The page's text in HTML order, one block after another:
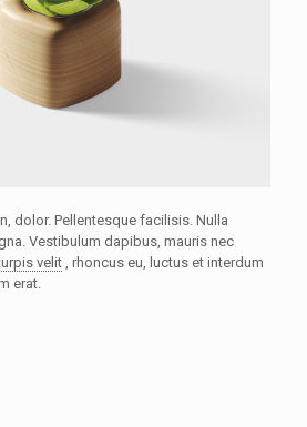
dolor. Pellentesque facilisis. Nulla
Vestibulum dapibus, mauris nec
velit , rhoncus eu, luctus et interdum
erat.